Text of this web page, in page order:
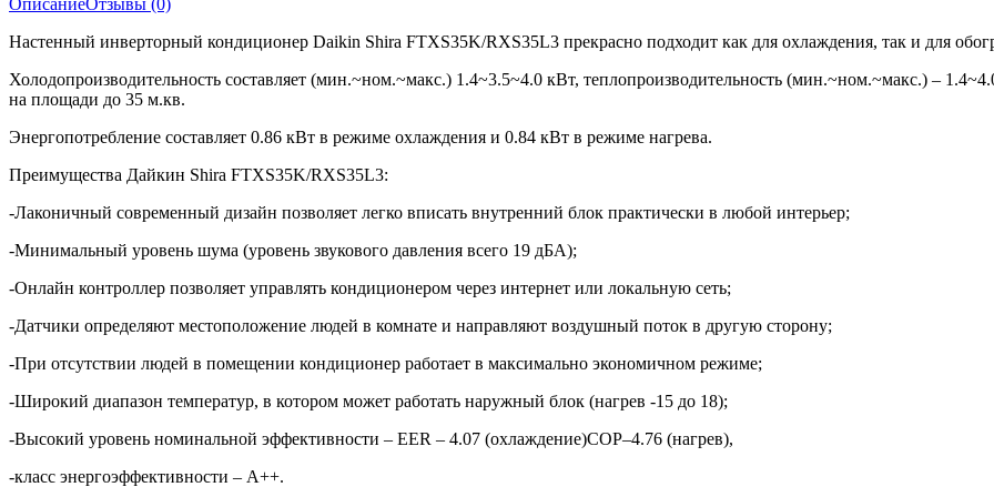
Настенный инверторный кондиционер Daikin Shira FTXS35K/RXS35L3 прекрасно подходит как для охлаждения, так и для
Холодопроизводительность составляет (мин.~ном.~макс.) 1.4~3.5~4.0 кВт, теплопроизводительность (мин.~ном.~макс.) –
на площади до 35 м.кв.
Энергопотребление составляет 0.86 кВт в режиме охлаждения и 0.84 кВт в режиме нагрева.
Преимущества Дайкин Shira FTXS35K/RXS35L3:
-Лаконичный современный дизайн позволяет легко вписать внутренний блок практически в любой интерьер;
-Минимальный уровень шума (уровень звукового давления всего 19 дБА);
-Онлайн контроллер позволяет управлять кондиционером через интернет или локальную сеть;
-Датчики определяют местоположение людей в комнате и направляют воздушный поток в другую сторону;
-При отсутствии людей в помещении кондиционер работает в максимально экономичном режиме;
-Широкий диапазон температур, в котором может работать наружный блок (нагрев -15 до 18);
-Высокий уровень номинальной эффективности – EER – 4.07 (охлаждение)COP–4.76 (нагрев),
-класс энергоэффективности – А++.